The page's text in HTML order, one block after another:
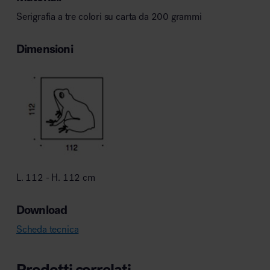
Serigrafia a tre colori su carta da 200 grammi
Dimensioni
L. 112 - H. 112 cm
Download
Scheda tecnica